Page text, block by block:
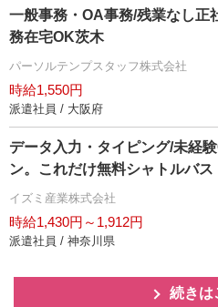
一般事務・OA事務/残業なし正
務在宅OK茨木
パーソルテンプスタッフ株式会社
時給1,550円
派遣社員 / 大阪府
データ入力・タイピング/未経
ン。これだけ無料シャトルバス
イズミ産業株式会社
時給1,430円～1,912円
派遣社員 / 神奈川県
続きは